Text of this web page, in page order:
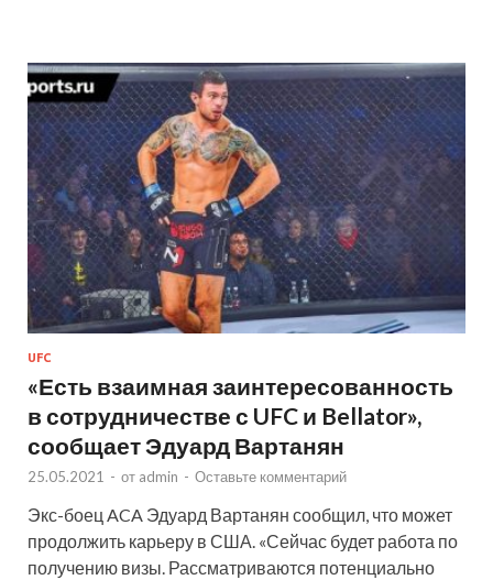
UFC
«Есть взаимная заинтересованность
в сотрудничестве с UFC и Bellator»,
сообщает Эдуард Вартанян
25.05.2021 - от admin - Оставьте комментарий
Экс-боец ACA Эдуард Вартанян сообщил, что может
продолжить карьеру в США. «Сейчас будет работа по
получению визы. Рассматриваются потенциально